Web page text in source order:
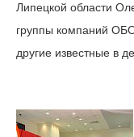
Липецкой области
группы компаний
другие известные в